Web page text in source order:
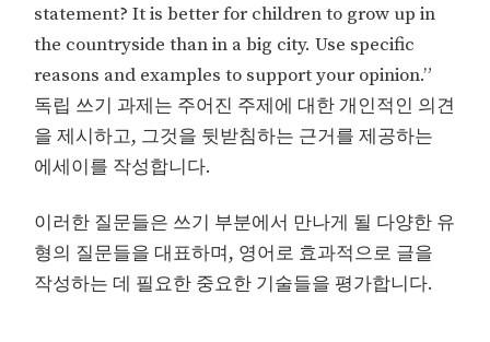
statement? It is better for children to grow up in
the countryside than in a big city. Use specific
reasons and examples to support your opinion.”
독립 쓰기 과제는 주어진 주제에 대한 개인적인 의견
을 제시하고, 그것을 뒷받침하는 근거를 제공하는
에세이를 작성합니다.
이러한 질문들은 쓰기 부분에서 만나게 될 다양한 유
형의 질문들을 대표하며, 영어로 효과적으로 글을
작성하는 데 필요한 중요한 기술들을 평가합니다.